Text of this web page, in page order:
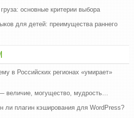
основные критерии выбора
для детей: преимущества раннего
в Российских регионах «умирает»
величие, могущество, мудрость…
ли плагин кэширования для WordPress?